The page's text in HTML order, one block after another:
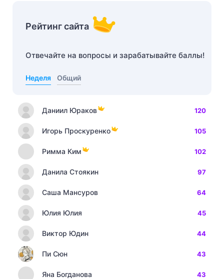
Рейтинг сайта
Отвечайте на вопросы и зарабатывайте баллы!
Неделя Общий
Даниил Юраков 120
Игорь Проскуренко 105
Римма Ким 102
Данила Стоякин 97
Саша Мансуров 64
Юлия Юлия 45
Виктор Юдин 44
Пи Сюн 43
Яна Богданова 43